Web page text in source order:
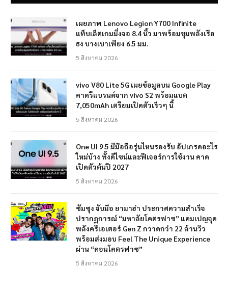
เผยภาพ Lenovo Legion Y700 Infinite
แท็บเล็ตเกมมิ่งจอ 8.4 นิ้ว มาพร้อมขุมพลังเรือ
ธง บางเบาเพียง 6.5 มม.
5 สิงหาคม 2026
vivo V80 Lite 5G เผยข้อมูลบน Google Play
คาดรีแบรนด์จาก vivo S2 พร้อมแบต
7,050mAh เตรียมเปิดตัวเร็วๆ นี้
5 สิงหาคม 2026
One UI 9.5 มีมือถือรุ่นไหนรองรับ อัปเกรดอะไร
ใหม่บ้าง ทั้งดีไซน์และฟีเจอร์การใช้งาน คาด
เปิดตัวต้นปี 2027
5 สิงหาคม 2026
ซัมซุง จับมือ ยามาฮ่า ประกาศความสำเร็จ
ปรากฏการณ์ “มหาลัยโคตรฟาซ” แคมเปญจุด
พลังครีเอเตอร์ Gen Z กวาดกว่า 22 ล้านวิว
พร้อมส่งมอบ Feel The Unique Experience
ผ่าน “คอนโคตรฟาซ”
5 สิงหาคม 2026